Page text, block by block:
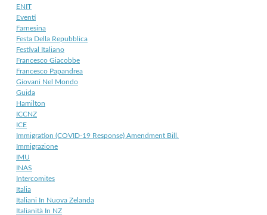
ENIT
Eventi
Farnesina
Festa Della Repubblica
Festival Italiano
Francesco Giacobbe
Francesco Papandrea
Giovani Nel Mondo
Guida
Hamilton
ICCNZ
ICE
Immigration (COVID-19 Response) Amendment Bill.
Immigrazione
IMU
INAS
Intercomites
Italia
Italiani In Nuova Zelanda
Italianità In NZ